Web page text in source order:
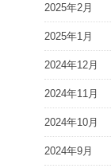
2025年2月
2025年1月
2024年12月
2024年11月
2024年10月
2024年9月